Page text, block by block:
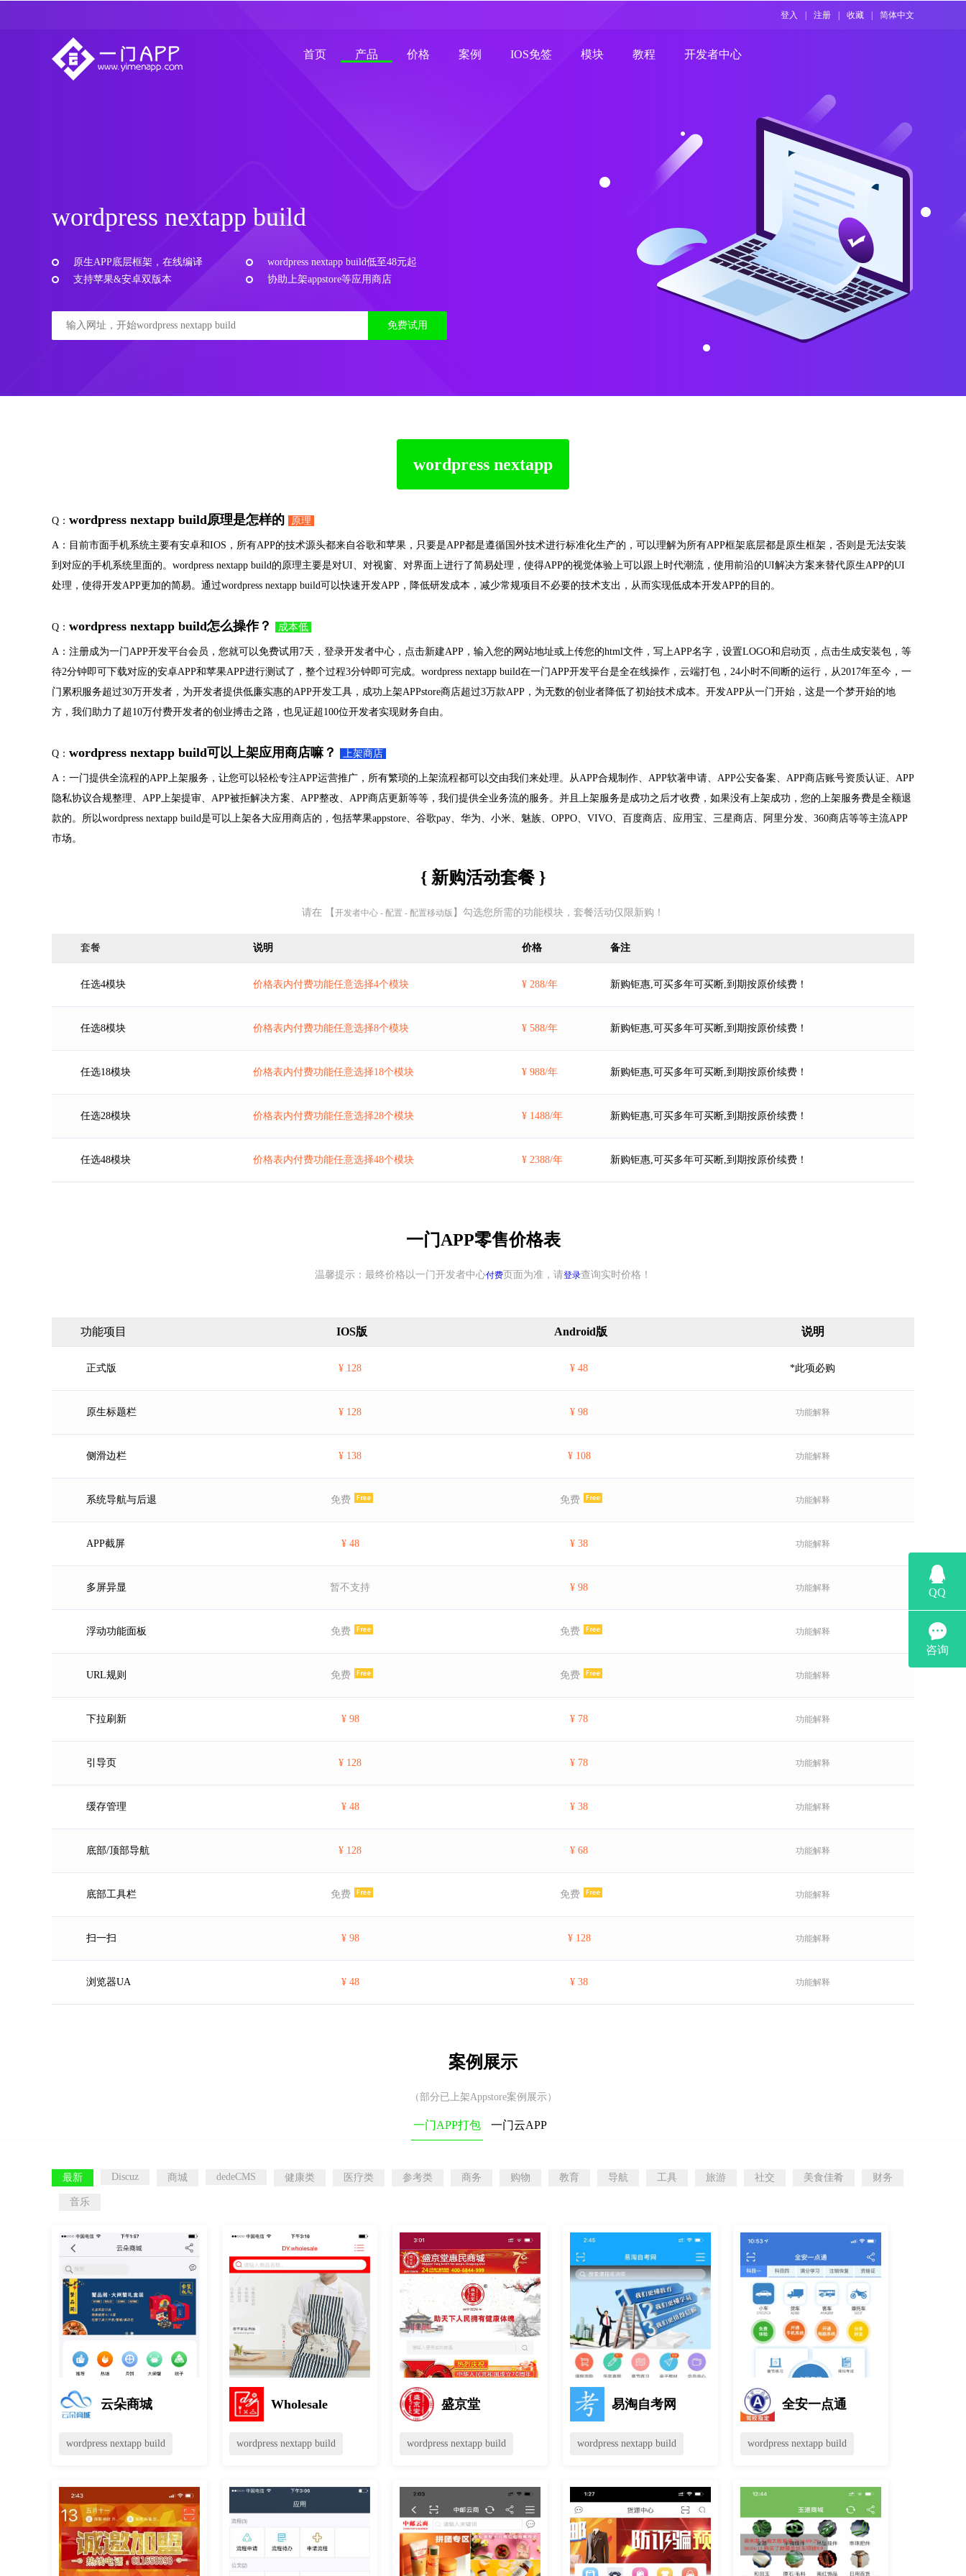
登入 注册 收藏 简体中文
首页 产品 价格 案例 IOS免签 模块 教程 开发者中心
wordpress nextapp build
原生APP底层框架，在线编译
wordpress nextapp build低至48元起
支持苹果&安卓双版本
协助上架appstore等应用商店
免费试用
wordpress nextapp
Q： wordpress nextapp build原理是怎样的 原理
A：目前市面手机系统主要有安卓和IOS，所有APP的技术源头都来自谷歌和苹果，只要是APP都是遵循国外技术进行标准化生产的，可以理解为所有APP框架底层都是原生框架，否则是无法安装
到对应的手机系统里面的。wordpress nextapp build的原理主要是对UI、对视窗、对界面上进行了简易处理，使得APP的视觉体验上可以跟上时代潮流，使用前沿的UI解决方案来替代原生APP的UI
处理，使得开发APP更加的简易。通过wordpress nextapp build可以快速开发APP，降低研发成本，减少常规项目不必要的技术支出，从而实现低成本开发APP的目的。
Q： wordpress nextapp build怎么操作？ 成本低
A：注册成为一门APP开发平台会员，您就可以免费试用7天，登录开发者中心，点击新建APP，输入您的网站地址或上传您的html文件，写上APP名字，设置LOGO和启动页，点击生成安装包，等
待2分钟即可下载对应的安卓APP和苹果APP进行测试了，整个过程3分钟即可完成。wordpress nextapp build在一门APP开发平台是全在线操作，云端打包，24小时不间断的运行，从2017年至今，一
门累积服务超过30万开发者，为开发者提供低廉实惠的APP开发工具，成功上架APPstore商店超过3万款APP，为无数的创业者降低了初始技术成本。开发APP从一门开始，这是一个梦开始的地
方，我们助力了超10万付费开发者的创业搏击之路，也见证超100位开发者实现财务自由。
Q： wordpress nextapp build可以上架应用商店嘛？ 上架商店
A：一门提供全流程的APP上架服务，让您可以轻松专注APP运营推广，所有繁琐的上架流程都可以交由我们来处理。从APP合规制作、APP软著申请、APP公安备案、APP商店账号资质认证、APP
隐私协议合规整理、APP上架提审、APP被拒解决方案、APP整改、APP商店更新等等，我们提供全业务流的服务。并且上架服务是成功之后才收费，如果没有上架成功，您的上架服务费是全额退
款的。所以wordpress nextapp build是可以上架各大应用商店的，包括苹果appstore、谷歌pay、华为、小米、魅族、OPPO、VIVO、百度商店、应用宝、三星商店、阿里分发、360商店等等主流APP
市场。
{ 新购活动套餐 }
请在 【 开发者中心 - 配置 - 配置移动版 】勾选您所需的功能模块，套餐活动仅限新购！
套餐 说明 价格 备注
任选4模块 价格表内付费功能任意选择4个模块 ¥ 288/年 新购钜惠,可买多年可买断,到期按原价续费！
任选8模块 价格表内付费功能任意选择8个模块 ¥ 588/年 新购钜惠,可买多年可买断,到期按原价续费！
任选18模块 价格表内付费功能任意选择18个模块 ¥ 988/年 新购钜惠,可买多年可买断,到期按原价续费！
任选28模块 价格表内付费功能任意选择28个模块 ¥ 1488/年 新购钜惠,可买多年可买断,到期按原价续费！
任选48模块 价格表内付费功能任意选择48个模块 ¥ 2388/年 新购钜惠,可买多年可买断,到期按原价续费！
一门APP零售价格表
温馨提示：最终价格以一门开发者中心付费页面为准，请登录查询实时价格！
功能项目 IOS版 Android版 说明
正式版 ¥ 128 ¥ 48 *此项必购
原生标题栏 ¥ 128 ¥ 98 功能解释
侧滑边栏 ¥ 138 ¥ 108 功能解释
系统导航与后退 免费 免费 功能解释
APP截屏 ¥ 48 ¥ 38 功能解释
多屏异显 暂不支持 ¥ 98 功能解释
浮动功能面板 免费 免费 功能解释
URL规则 免费 免费 功能解释
下拉刷新 ¥ 98 ¥ 78 功能解释
引导页 ¥ 128 ¥ 78 功能解释
缓存管理 ¥ 48 ¥ 38 功能解释
底部/顶部导航 ¥ 128 ¥ 68 功能解释
底部工具栏 免费 免费 功能解释
扫一扫 ¥ 98 ¥ 128 功能解释
浏览器UA ¥ 48 ¥ 38 功能解释
案例展示
（部分已上架Appstore案例展示）
一门APP打包 一门云APP
最新 Discuz 商城 dedeCMS 健康类 医疗类 参考类 商务 购物 教育 导航 工具 旅游 社交 美食佳肴 财务
音乐
云朵商城
wordpress nextapp build
Wholesale
wordpress nextapp build
盛京堂
wordpress nextapp build
易淘自考网
wordpress nextapp build
全安一点通
wordpress nextapp build